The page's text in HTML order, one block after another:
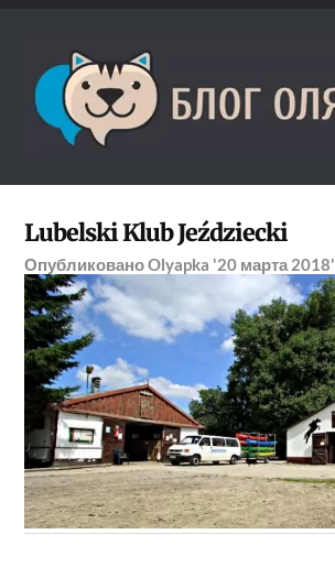
Lubelski Klub Jeździecki
ОпубликованоOlyapka '20 марта 2018'